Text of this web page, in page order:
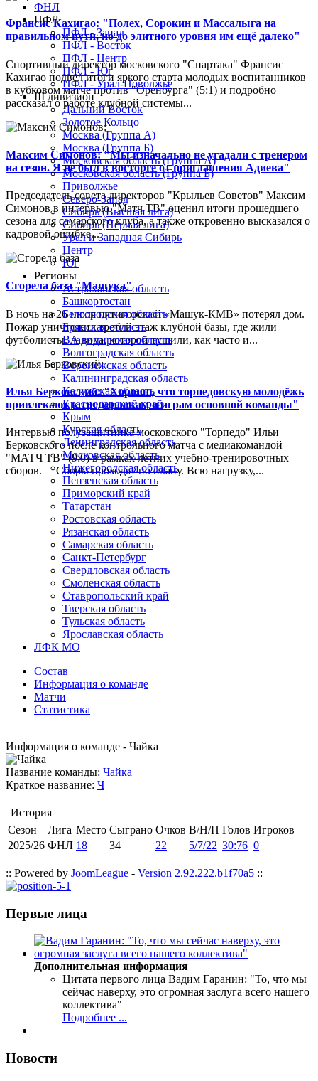
Франсис Кахигао: "Полех, Сорокин и Массалыга на
правильном пути, но до элитного уровня им ещё далеко"
Спортивный директор московского "Спартака" Франсис
Кахигао подвел итоги яркого старта молодых воспитанников
в кубковом матче против "Оренбурга" (5:1) и подробно
рассказал о работе клубной системы...
Максим Симонов: "Мы изначально не угадали с тренером
на сезон. Я не был в восторге от приглашения Адиева"
Председатель совета директоров "Крыльев Советов" Максим
Симонов в интервью "Матч ТВ" оценил итоги прошедшего
сезона для самарского клуба, а также откровенно высказался о
кадровой ошибке...
Сгорела база "Машука"
В ночь на 26 июля пятигорский «Машук-КМВ» потерял дом.
Пожар уничтожил третий этаж клубной базы, где жили
футболисты. А вода, которой тушили, как часто и...
Илья Берковский: "Хорошо, что торпедовскую молодёжь
привлекают к тренировкам и играм основной команды"
Интервью полузащитника московского "Торпедо" Ильи
Берковского после контрольного матча с медиакомандой
"МАТЧ ТВ" (9:0) в рамках летних учебно-тренировочных
сборов.— Сборы проходят по плану. Всю нагрузку,...
ФНЛ
ПФЛ
ПФЛ - Запад
ПФЛ - Восток
ПФЛ - Центр
ПФЛ - Юг
ПФЛ - Урал-Поволжье
III дивизион
Дальний Восток
Золотое Кольцо
Москва (Группа А)
Москва (Группа Б)
Московская область (Группа А)
Московская область (Группа Б)
Приволжье
Северо-Запад
Сибирь (Высшая лига)
Сибирь (Первая лига)
Урал и Западная Сибирь
Центр
Юг
Регионы
Астраханская область
Башкортостан
Белгородская область
Брянская область
Владимирская область
Волгоградская область
Воронежская область
Калининградская область
Калужская область
Краснодарский край
Крым
Курская область
Ленинградская область
Московская область
Нижегородская область
Пензенская область
Приморский край
Татарстан
Ростовская область
Рязанская область
Самарская область
Санкт-Петербург
Свердловская область
Смоленская область
Ставропольский край
Тверская область
Тульская область
Ярославская область
ЛФК МО
Состав
Информация о команде
Матчи
Статистика
Информация о команде - Чайка
Название команды: Чайка
Краткое название: Ч
История
Сезон
Лига Место Сыграно Очков В/Н/П Голов Игроков
2025/26 ФНЛ 18 34 22 5/7/22 30:76 0
:: Powered by JoomLeague - Version 2.92.222.b1f70a5 ::
Первые лица
Дополнительная информация
Цитата первого лица Вадим Гаранин: "То, что мы
сейчас наверху, это огромная заслуга всего нашего
коллектива"
Подробнее ...
Новости